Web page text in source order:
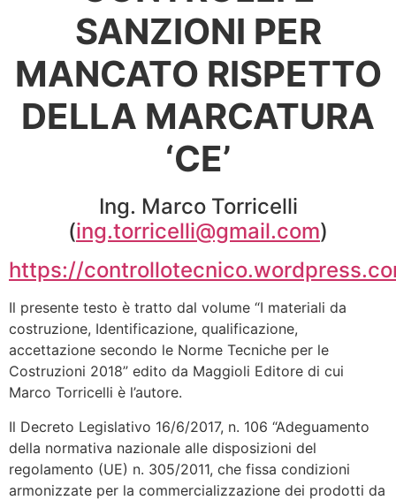
SANZIONI PER
MANCATO RISPETTO
DELLA MARCATURA
‘CE’
Ing. Marco Torricelli
(ing.torricelli@gmail.com)
https://
Il presente testo è tratto dal volume “I materiali da
costruzione, Identificazione, qualificazione,
accettazione secondo le Norme Tecniche per le
Costruzioni 2018” edito da Maggioli Editore di cui
Marco Torricelli è l’autore.
Il Decreto Legislativo 16/6/2017, n. 106 “Adeguamento
della normativa nazionale alle disposizioni del
regolamento (UE) n. 305/2011, che fissa condizioni
armonizzate per la commercializzazione dei prodotti da